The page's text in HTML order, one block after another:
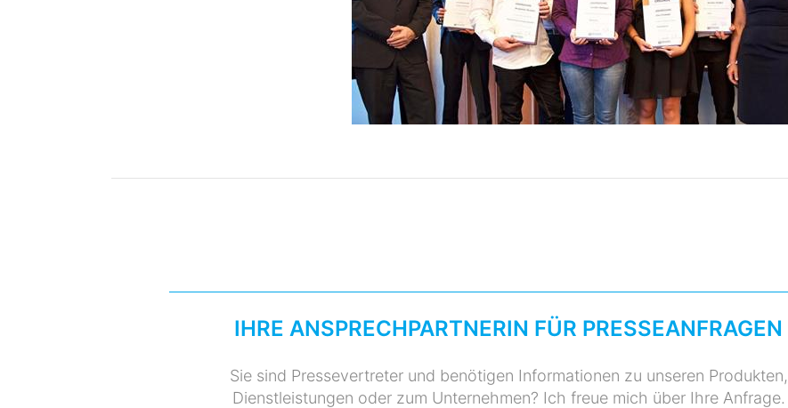
IHRE ANSPRECHPARTNERIN FÜR PRESSEANFRAGEN
Sie sind Pressevertreter und benötigen Informationen zu unseren Produkten,
Dienstleistungen oder zum Unternehmen? Ich freue mich über Ihre Anfrage.